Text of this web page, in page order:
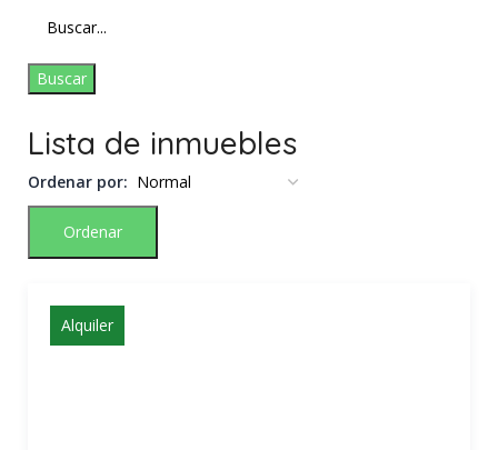
Buscar
Lista de inmuebles
Ordenar por:
Ordenar
Alquiler